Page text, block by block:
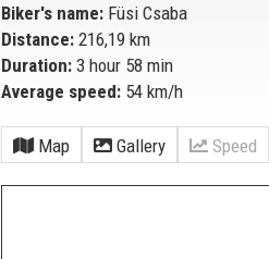
Biker's name: Füsi Csaba
Distance: 216,19 km
Duration: 3 hour 58 min
Average speed: 54 km/h
Map Gallery Speed